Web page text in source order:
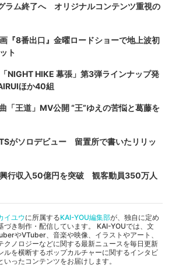
ラム終了へ オリジナルコンテンツ重視の
『8番出口』金曜ロードショーで地上波初
ト
NIGHT HIKE 幕張」第3弾ラインナップ発
ほか40組
「王道」MV公開 “王”ゆえの苦悩と葛藤を
がソロデビュー 留置所で書いたリリッ
行収入50億円を突破 観客動員350万人
イユウに所属するKAI-YOU編集部が、独自に定め
づき制作・配信しています。 KAI-YOUでは、文
やVTuber、音楽や映像、イラストやアート、
クノロジーなどに関する最新ニュースを毎日更新
ルを横断するポップカルチャーに関するインタビ
いったコンテンツをお届けします。